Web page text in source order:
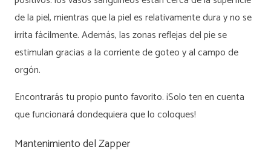
de la piel, mientras que la piel es relativamente dura y no se
irrita fácilmente. Además, las zonas reflejas del pie se
estimulan gracias a la corriente de goteo y al campo de
orgón.
Encontrarás tu propio punto favorito. ¡Solo ten en cuenta
que funcionará dondequiera que lo coloques!
Mantenimiento del Zapper